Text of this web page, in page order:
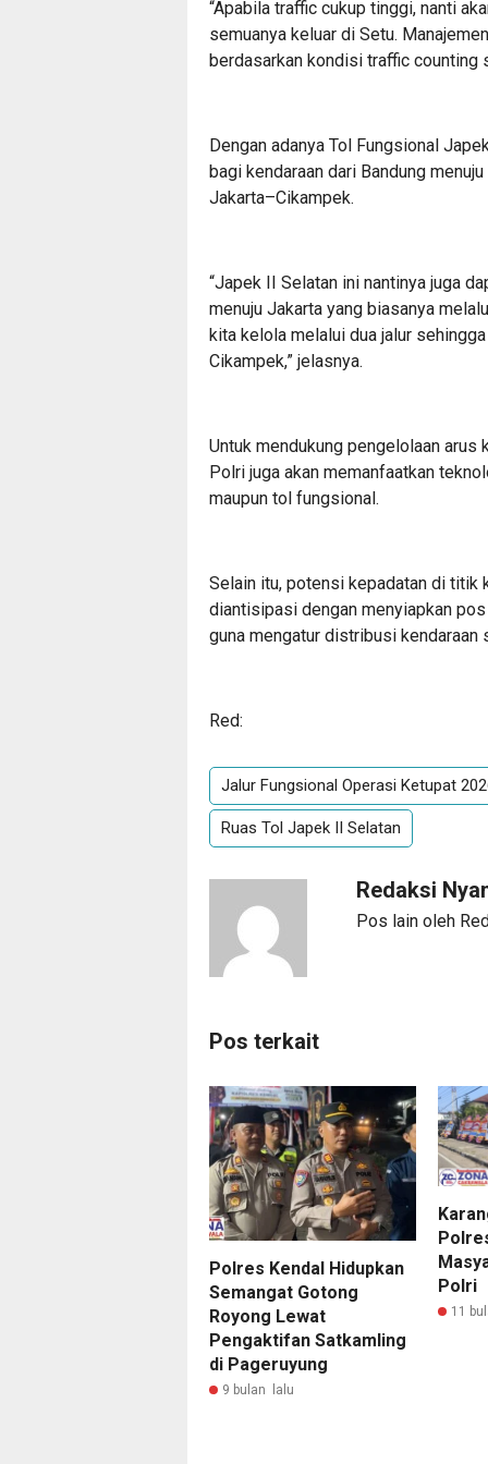
“Apabila traffic cukup tinggi, nanti
semuanya keluar di Setu.
berdasarkan kondisi traffic counting
Dengan adanya Tol Fungsional
bagi kendaraan dari Bandung
Jakarta–Cikampek.
“Japek II Selatan ini nantinya juga
menuju Jakarta yang biasanya
kita kelola melalui dua jalur
Cikampek,” jelasnya.
Untuk mendukung pengelolaan
Polri juga akan memanfaatkan
maupun tol fungsional.
Selain itu, potensi kepadatan di titik
diantisipasi dengan menyiapkan
guna mengatur distribusi kendaraan
Red:
Jalur Fungsional Operasi Ketupat
Ruas Tol Japek II Selatan
Redaksi
Pos lain oleh
Pos terkait
Polres Kendal Hidupkan
Semangat Gotong
Royong Lewat
Pengaktifan Satkamling
di Pageruyung
9 bulan lalu
Polri
11